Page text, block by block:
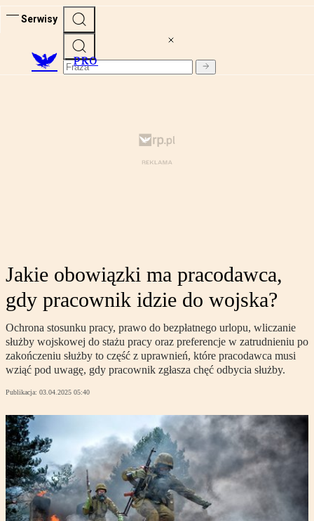
Serwisy
PRO
Jakie obowiązki ma pracodawca,
gdy pracownik idzie do wojska?
Ochrona stosunku pracy, prawo do bezpłatnego urlopu, wliczanie
służby wojskowej do stażu pracy oraz preferencje w zatrudnieniu po
zakończeniu służby to część z uprawnień, które pracodawca musi
wziąć pod uwagę, gdy pracownik zgłasza chęć odbycia służby.
Publikacja: 03.04.2025 05:40